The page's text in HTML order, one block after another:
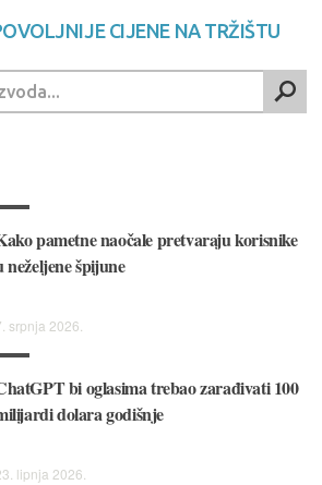
CIJENE NA TRŽIŠTU
pametne naočale pretvaraju korisnike
neželjene špijune
srpnja 2026.
bi oglasima trebao zarađivati 100
dolara godišnje
lipnja 2026.